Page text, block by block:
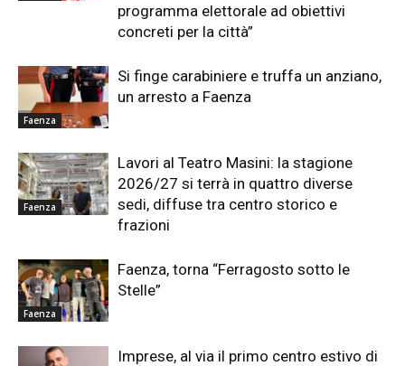
programma elettorale ad obiettivi
concreti per la città”
Faenza
Si finge carabiniere e truffa un anziano,
un arresto a Faenza
Faenza
Lavori al Teatro Masini: la stagione
2026/27 si terrà in quattro diverse
sedi, diffuse tra centro storico e
frazioni
Faenza
Faenza, torna “Ferragosto sotto le
Stelle”
Imprese, al via il primo centro estivo di